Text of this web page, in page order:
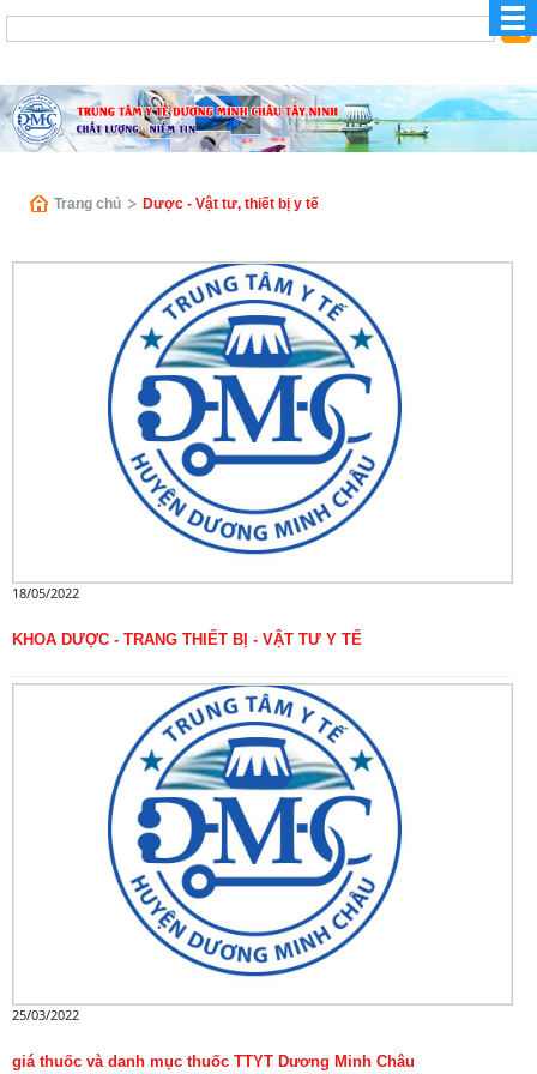
Trang chủ Dược - Vật tư, thiết bị y tế
18/05/2022
KHOA DƯỢC - TRANG THIẾT BỊ - VẬT TƯ Y TẾ
25/03/2022
giá thuốc và danh mục thuốc TTYT Dương Minh Châu